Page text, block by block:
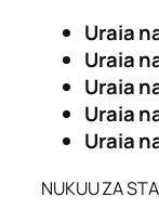
Uraia
Uraia
Uraia
Uraia
Uraia
NUKUU ZA